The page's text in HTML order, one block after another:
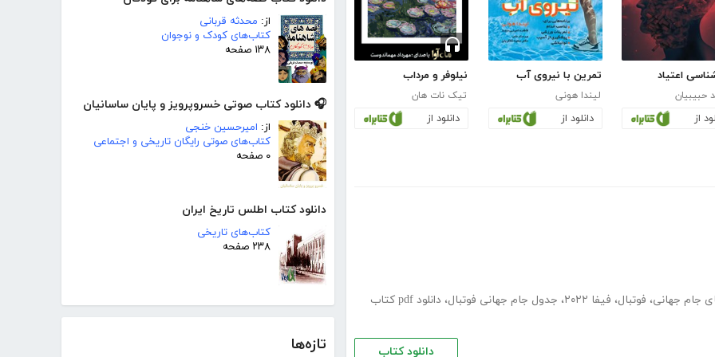
از: محدثه قربانی
کتاب‌های کودک و نوجوان
۱۳۸ صفحه
🎧 دانلود کتاب صوتی خسروپرویز و پایان ساسانیان
از: امیرحسین خنجی
کتاب‌های صوتی رایگان تاریخی و اجتماعی
۰ صفحه
دانلود کتاب اطلس تاریخ ایران
کتاب‌های تاریخی
۲۳۸ صفحه
تازه‌ها
اعتیاد
حبیبیان
از
تمرین با نیروی آب
لیندا هونی
دانلود از
نیلوفر و مرداب
تیک نات هان
دانلود از
جام جهانی، فوتبال، فیفا ۲۰۲۲ ، جدول جام جهانی فوتبال، دانلود pdf کتاب
دانلود کتاب